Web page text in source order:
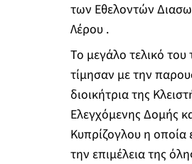
των Εθελοντών
Λέρου .
Το μεγάλο τελικό
τίμησαν με την
διοικήτρια της
Ελεγχόμενης Δομής
Κυπρίζογλου η οποία
την επιμέλεια της